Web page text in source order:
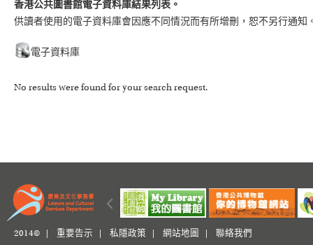
香港公共圖書館電子資料庫結果列表。
供讀者使用的電子資料庫會因應不同情況而有所增刪，恕不另行通知
電子資料庫
No results were found for your search request.
2014© | 重要告示 私隱政策 網站地圖 聯絡我們